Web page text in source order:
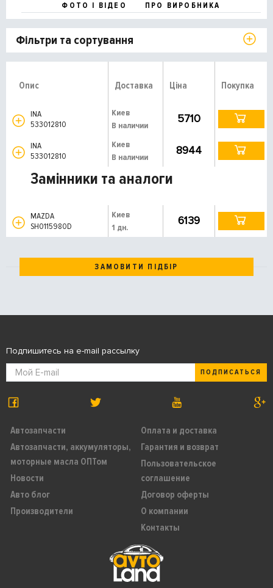
ФОТО І ВІДЕО
ПРО ВИРОБНИКА
Фільтри та сортування
Опис Доставка Ціна Покупка
INA
533012810
Киев
В наличии
5710
INA
533012810
Киев
В наличии
8944
Замінники та аналоги
MAZDA
SH0115980D
Киев
1 дн.
6139
ЗАМОВИТИ ПІДБІР
Автозапчасти
Автозапчасти, аккумуляторы,
моторные масла ОПТом
Новости
Авто блог
Производители
Оплата и доставка
Гарантия и возврат
Пользовательское
соглашение
Договор оферты
О компании
Контакты
Подпишитесь на e-mail рассылку
ПОДПИСАТЬСЯ